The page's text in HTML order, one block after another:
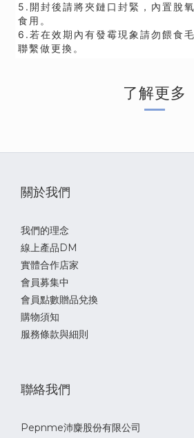
5.開封後請將夾鏈口封緊，內置脫
食用。
6.若在效期內有發霉現象請勿餵食
聯繫做更換 。
了解更多
關於我們
我們的理念
線上產品DM
實體合作店家
會員募集中
會員點數贈品兌換
購物須知
服務條款與細則
聯絡我們
Pepnme沛麋股份有限公司